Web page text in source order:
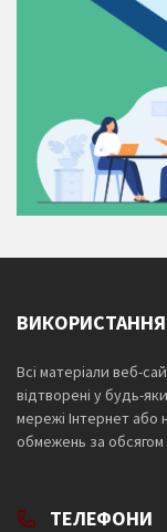
ВИКОРИСТАННЯ
Всі матеріали веб-
відтворені у будь-
мережі Інтернет або
обмежень за обсягом
ТЕЛЕФОНИ